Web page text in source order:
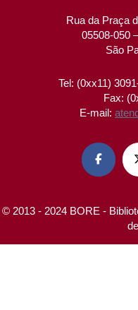
Rua da Praça
05508-050
São
Tel: (0xx11)
Fax:
E-mail:

© 2013 - 2024 BORE -